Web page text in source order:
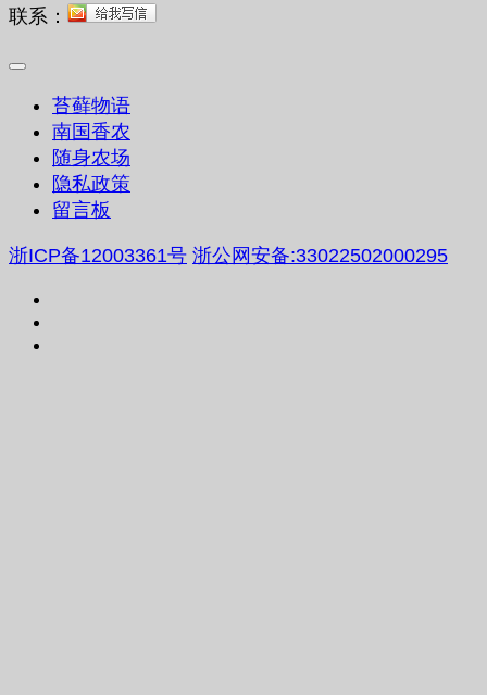
联系：
苔藓物语
南国香农
随身农场
隐私政策
留言板
浙ICP备12003361号 浙公网安备:33022502000295